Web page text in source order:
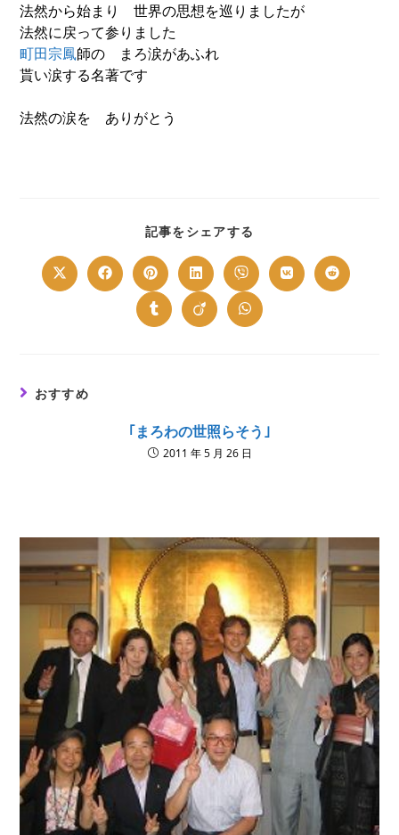
法然から始まり 世界の思想を巡りましたが
法然に戻って参りました
町田宗鳳師の まろ涙があふれ
貰い涙する名著です
法然の涙を ありがとう
記事をシェアする
CONTENT
Opens
in
Opens
in
window
Opens
in
a
new
window
Opens
in
a
new
window
Opens
in
a
new
window
Opens
in
Opens
in
Opens
in
Opens
in
Opens
in
おすすめ
｢まろわの世照らそう｣
2011 年 5 月 26 日